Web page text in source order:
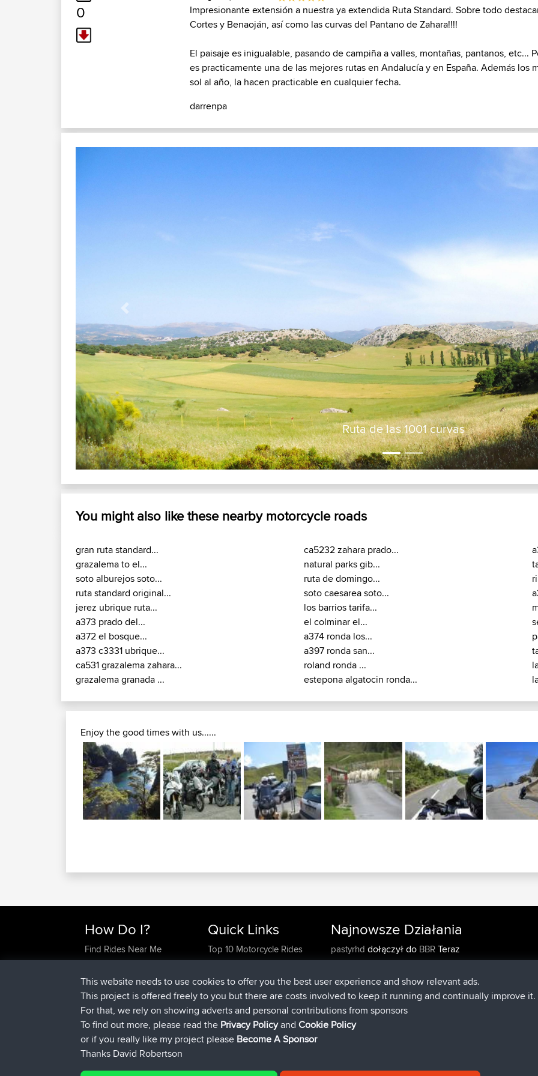
0
Impresionante extensión a nuestra ya extendida Ruta Standard. Sobre todo
Cortes y Benaoján, así como las curvas del Pantano de Zahara!!!!
El paisaje es inigualable, pasando de campiña a valles, montañas, pantanos, etc...
es practicamente una de las mejores rutas en Andalucía y en España. Además los
sol al año, la hacen practicable en cualquier fecha.
darrenpa
Ruta de las 1001 curvas
Previous
You might also like these nearby motorcycle roads
gran ruta standard...
grazalema to el...
soto alburejos soto...
ruta standard original...
jerez ubrique ruta...
a373 prado del...
a372 el bosque...
ca531 grazalema zahara...
grazalema granada ...
ca5232 zahara prado...
natural parks gib...
ruta de domingo...
soto caesarea soto...
los barrios tarifa...
el colminar el...
a374 ronda los...
roland ronda ...
Enjoy the good times with us......
How Do I?
Find Rides Near Me
Use Trip Builder?
Work With GPX Files?
Forgot Your Password?
Become A Sponsor
FAQ
Quick Links
Top 10 Motorcycle Rides
Travel Forum
Trip Builder
Who We Are
Help Us
Najnowsze Działania
pastyrhddołączył doBBRTeraz
majorupsetdołączył do
HippoFinger
Erikkreukdodał trasę zMobile AppRondje
This website needs to use cookies to offer you the best user experience and show relevant ads.
This project is offered freely to you but there are costs involved to keep it running and continually improve it.
For that, we rely on showing adverts and personal contributions from sponsors
To find out more, please read the Privacy PolicyandCookie Policy
or if you really like my project please Become A Sponsor
Thanks David Robertson